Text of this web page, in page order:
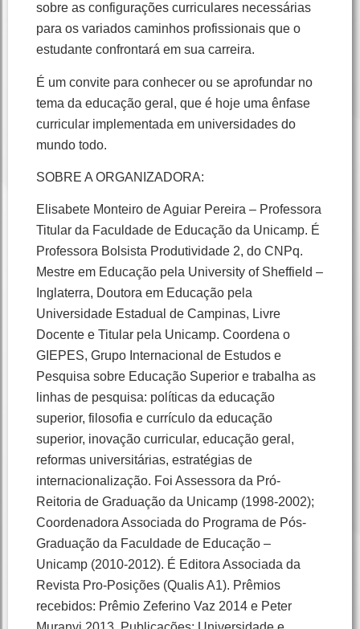
sobre as configurações curriculares necessárias
para os variados caminhos profissionais que o
estudante confrontará em sua carreira.
É um convite para conhecer ou se aprofundar no
tema da educação geral, que é hoje uma ênfase
curricular implementada em universidades do
mundo todo.
SOBRE A ORGANIZADORA:
Elisabete Monteiro de Aguiar Pereira – Professora
Titular da Faculdade de Educação da Unicamp. É
Professora Bolsista Produtividade 2, do CNPq.
Mestre em Educação pela University of Sheffield –
Inglaterra, Doutora em Educação pela
Universidade Estadual de Campinas, Livre
Docente e Titular pela Unicamp. Coordena o
GIEPES, Grupo Internacional de Estudos e
Pesquisa sobre Educação Superior e trabalha as
linhas de pesquisa: políticas da educação
superior, filosofia e currículo da educação
superior, inovação curricular, educação geral,
reformas universitárias, estratégias de
internacionalização. Foi Assessora da Pró-
Reitoria de Graduação da Unicamp (1998-2002);
Coordenadora Associada do Programa de Pós-
Graduação da Faculdade de Educação –
Unicamp (2010-2012). É Editora Associada da
Revista Pro-Posições (Qualis A1). Prêmios
recebidos: Prêmio Zeferino Vaz 2014 e Peter